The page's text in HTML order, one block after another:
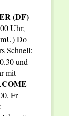
(DF)
Uhr;
Do
Schnell:
und
mit
Fr